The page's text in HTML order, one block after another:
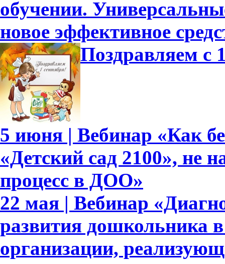
обучении.
новое эффективное
Поздравляем с
5 июня | Вебинар «Как
«Детский сад 2100», не
процесс в ДОО»
22 мая | Вебинар
развития дошкольника
организации,